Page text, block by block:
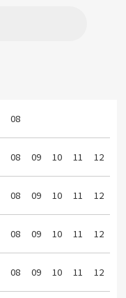
08
08 09 10 11 12
08 09 10 11 12
08 09 10 11 12
08 09 10 11 12